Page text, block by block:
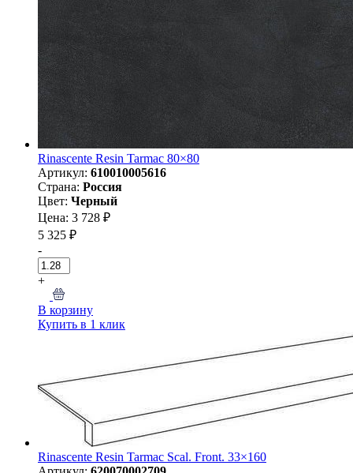
Rinascente Resin Tarmac 80×80
Артикул: 610010005616
Страна: Россия
Цвет: Черный
Цена: 3 728 ₽
5 325 ₽
-
+
В корзину
Купить в 1 клик
Rinascente Resin Tarmac Scal. Front. 33×160